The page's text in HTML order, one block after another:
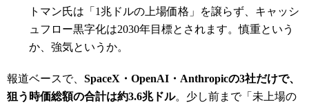
トマン氏は「1兆ドルの上場価格」を譲らず、キャッシ
ュフロー黒字化は2030年目標とされます。慎重という
か、強気というか。
報道ベースで、 SpaceX・OpenAI・Anthropicの3社だけで、
狙う時価総額の合計は約3.6兆ドル。少し前まで「未上場の